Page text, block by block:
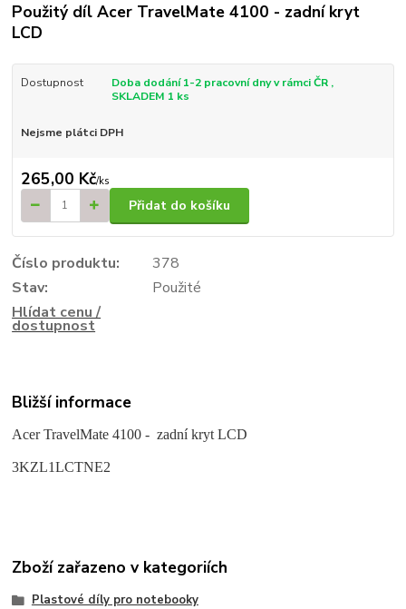
Použitý díl Acer TravelMate 4100 - zadní kryt
LCD
Dostupnost
Doba dodání 1-2 pracovní dny v rámci ČR ,
SKLADEM 1 ks
Nejsme plátci DPH
265,00 Kč/ks
Přidat do košíku
Číslo produktu:
378
Stav:
Použité
Hlídat cenu /
dostupnost
Bližší informace
Acer TravelMate 4100 - zadní kryt LCD
3KZL1LCTNE2
Zboží zařazeno v kategoriích
Plastové díly pro notebooky